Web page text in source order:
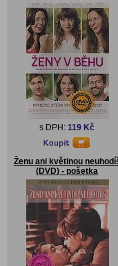
s DPH:119 Kč
Ženu ani květinou
(DVD) - pošetka